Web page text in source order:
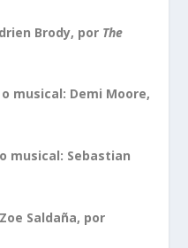
Brody, por The
musical: Demi Moore,
musical: Sebastian
Saldaña, por